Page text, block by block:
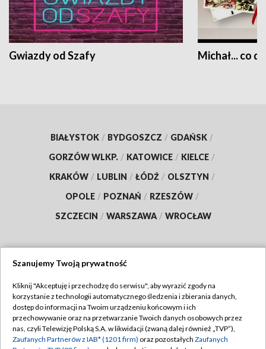
Gwiazdy od Szafy Michał... co
BIAŁYSTOK / BYDGOSZCZ / GDAŃSK /
GORZÓW WLKP. / KATOWICE / KIELCE /
KRAKÓW / LUBLIN / ŁÓDŹ / OLSZTYN /
OPOLE / POZNAŃ / RZESZÓW /
SZCZECIN / WARSZAWA / WROCŁAW
TVP
Abonament TVP
Emisja w TVP
Regulamin TVP
Polityka prywatności
Szanujemy Twoją prywatność
Kliknij "Akceptuję i przechodzę do serwisu", aby wyrazić zgody na
korzystanie z technologii automatycznego śledzenia i zbierania danych,
dostęp do informacji na Twoim urządzeniu końcowym i ich
przechowywanie oraz na przetwarzanie Twoich danych osobowych przez
nas, czyli Telewizję Polską S.A. w likwidacji (zwaną dalej również „TVP”),
Zaufanych Partnerów z IAB* (1201 firm) oraz pozostałych Zaufanych